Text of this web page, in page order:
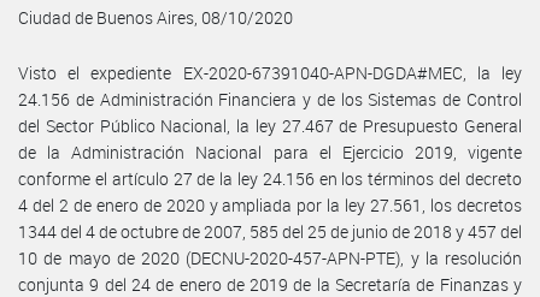
Ciudad de Buenos Aires, 08/10/2020
Visto el expediente EX-2020-67391040-APN-DGDA#MEC, la ley
24.156 de Administración Financiera y de los Sistemas de Control
del Sector Público Nacional, la ley 27.467 de Presupuesto General
de la Administración Nacional para el Ejercicio 2019, vigente
conforme el artículo 27 de la ley 24.156 en los términos del decreto
4 del 2 de enero de 2020 y ampliada por la ley 27.561, los decretos
1344 del 4 de octubre de 2007, 585 del 25 de junio de 2018 y 457 del
10 de mayo de 2020 (DECNU-2020-457-APN-PTE), y la resolución
conjunta 9 del 24 de enero de 2019 de la Secretaría de Finanzas y